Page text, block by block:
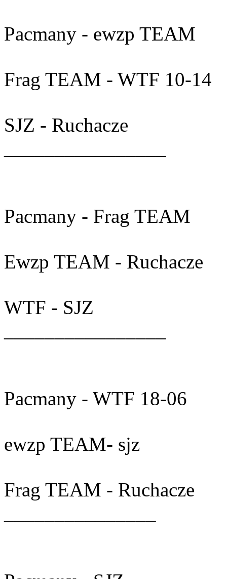
Pacmany - ewzp TEAM
Frag TEAM - WTF 10-14
SJZ - Ruchacze
Pacmany - Frag TEAM
Ewzp TEAM - Ruchacze
WTF - SJZ
Pacmany - WTF 18-06
ewzp TEAM- sjz
Frag TEAM - Ruchacze